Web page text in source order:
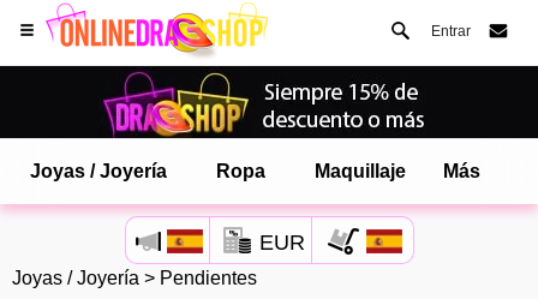
Entrar
Joyas / Joyería Ropa Maquillaje Más
EUR
Joyas / Joyería > Pendientes
Abre tu menú de Safari.